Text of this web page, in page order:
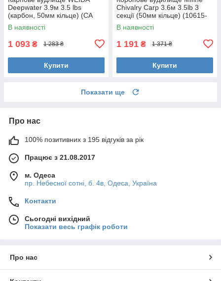
Deepwater 3.9м 3.5 lbs
(карбон, 50мм кільце) (CA
076)
В наявності
1 093 ₴ 1 283 ₴
Купити
Chivalry Carp 3.6м 3.5lb 3
секції (50мм кільце) (10615-
360)
В наявності
1 191 ₴ 1 371 ₴
Купити
Показати ще
Про нас
100% позитивних з 195 відгуків за рік
Працює з 21.08.2017
м. Одеса
пр. Небесної сотні, б. 4в, Одеса, Україна
Контакти
Сьогодні вихідний
Показати весь графік роботи
Про нас